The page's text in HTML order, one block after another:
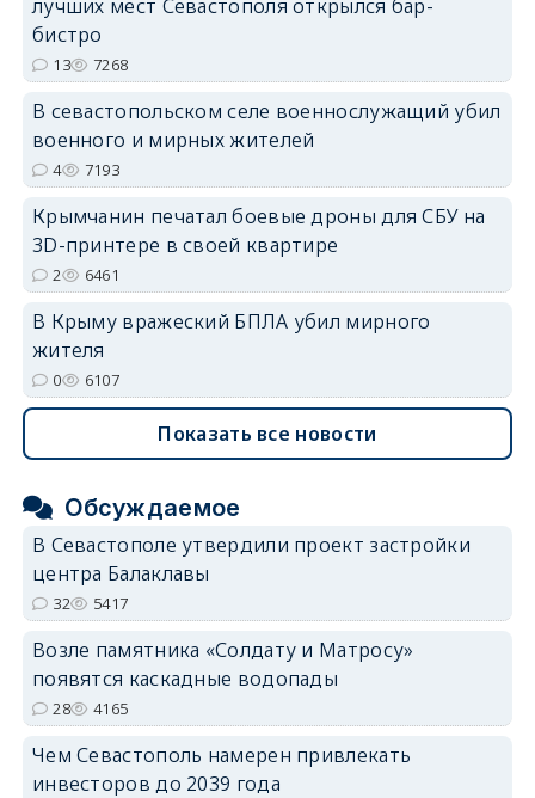
лучших мест Севастополя открылся бар-
бистро
13 7268
В севастопольском селе военнослужащий убил
военного и мирных жителей
4 7193
Крымчанин печатал боевые дроны для СБУ на
3D-принтере в своей квартире
2 6461
В Крыму вражеский БПЛА убил мирного
жителя
0 6107
Показать все новости
Обсуждаемое
В Севастополе утвердили проект застройки
центра Балаклавы
32 5417
Возле памятника «Солдату и Матросу»
появятся каскадные водопады
28 4165
Чем Севастополь намерен привлекать
инвесторов до 2039 года